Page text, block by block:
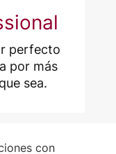
perfecto
por más
sea.
con